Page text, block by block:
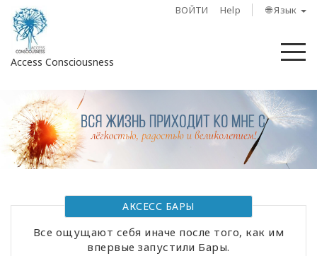
ВОЙТИ Help 🌐 Язык
Access Consciousness
Войти
в
свою
учетную
запись
О
АКСЕСС БАРЫ
Все ощущают себя иначе после того, как им
впервые запустили Бары.